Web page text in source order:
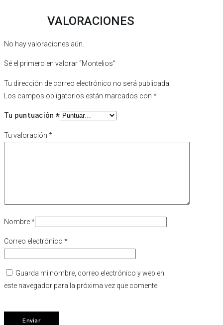
VALORACIONES
No hay valoraciones aún.
Sé el primero en valorar “Montelios”
Tu dirección de correo electrónico no será publicada.
Los campos obligatorios están marcados con *
Tu puntuación *
Tu valoración *
Nombre*
Correo electrónico *
Guarda mi nombre, correo electrónico y web en
este navegador para la próxima vez que comente.